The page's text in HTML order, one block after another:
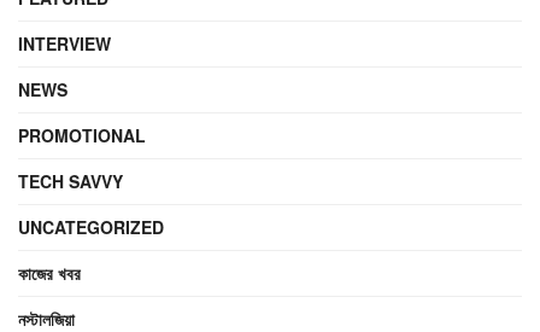
INTERVIEW
NEWS
PROMOTIONAL
TECH SAVVY
UNCATEGORIZED
কাজের খবর
নস্টালজিয়া